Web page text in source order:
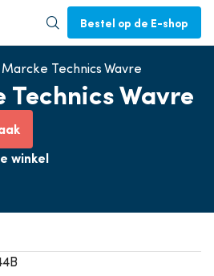
Bestel op de E-shop
Marcke Technics Wavre
Technics Wavre
winkel